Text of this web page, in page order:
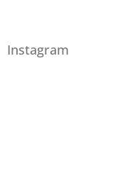
Instagram